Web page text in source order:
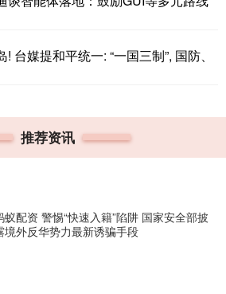
台媒提和平统一: “一国三制”, 国防、
推荐资讯
蚁配资 警惕“快速入籍”陷阱 国家安全部披
境外反华势力最新诱骗手段